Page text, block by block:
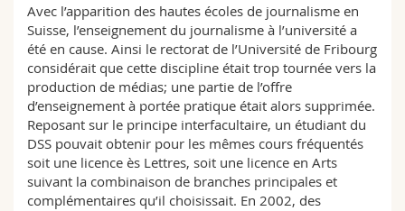
Avec l’apparition des hautes écoles de journalisme en
Suisse, l’enseignement du journalisme à l’université a
été en cause. Ainsi le rectorat de l’Université de Fribourg
considérait que cette discipline était trop tournée vers la
production de médias; une partie de l’offre
d’enseignement à portée pratique était alors supprimée.
Reposant sur le principe interfacultaire, un étudiant du
DSS pouvait obtenir pour les mêmes cours fréquentés
soit une licence ès Lettres, soit une licence en Arts
suivant la combinaison de branches principales et
complémentaires qu’il choisissait. En 2002, des